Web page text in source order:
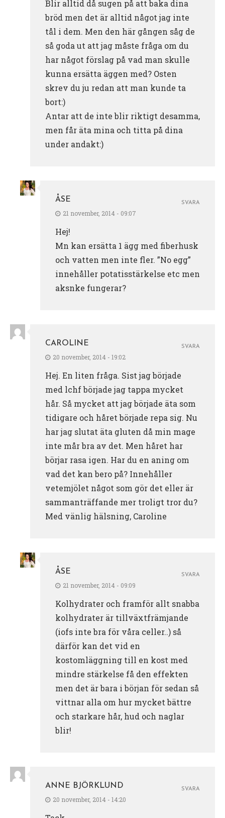
Blir alltid då sugen på att baka dina
bröd men det är alltid något jag inte
tål i dem. Men den här gången såg de
så goda ut att jag måste fråga om du
har något förslag på vad man skulle
kunna ersätta äggen med? Osten
skrev du ju redan att man kunde ta
bort:)
Antar att de inte blir riktigt desamma,
men får äta mina och titta på dina
under andakt:)
ÅSE
21 november, 2014 - 09:07
Hej!
Mn kan ersätta 1 ägg med fiberhusk
och vatten men inte fler. ”No egg”
innehåller potatisstärkelse etc men
aksnke fungerar?
SVARA
CAROLINE
20 november, 2014 - 19:02
Hej. En liten fråga. Sist jag började
med lchf började jag tappa mycket
hår. Så mycket att jag började äta som
tidigare och håret började repa sig. Nu
har jag slutat äta gluten då min mage
inte mår bra av det. Men håret har
börjar rasa igen. Har du en aning om
vad det kan bero på? Innehåller
vetemjölet något som gör det eller är
sammanträffande mer troligt tror du?
Med vänlig hälsning, Caroline
SVARA
ÅSE
21 november, 2014 - 09:09
Kolhydrater och framför allt snabba
kolhydrater är tillväxtfrämjande
(iofs inte bra för våra celler..) så
därför kan det vid en
kostomläggning till en kost med
mindre stärkelse få den effekten
men det är bara i början för sedan så
vittnar alla om hur mycket bättre
och starkare hår, hud och naglar
blir!
SVARA
ANNE BJÖRKLUND
20 november, 2014 - 14:20
SVARA